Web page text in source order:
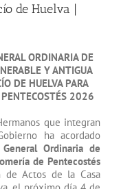
de Huelva |
ORDINARIA DE
Y ANTIGUA
DE HUELVA PARA
2026
que integran
ha acordado
General Ordinaria de
de Pentecostés
de Actos de la Casa